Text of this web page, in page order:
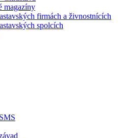
magazíny
firmách a živnostnících
spolcích